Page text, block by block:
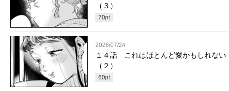
（３）
70pt
2026/07/24
１４話 これはほとんど愛かもしれない
（２）
60pt